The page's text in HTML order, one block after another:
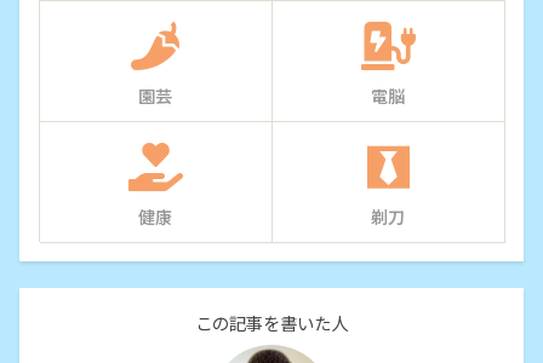
園芸 電脳
健康 剃刀
この記事を書いた人